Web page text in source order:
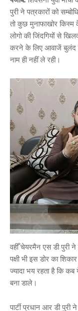
पुरी ने पत्रकारों को
तो कुछ मुनाफाखोर किस्म
लोगो की जिंदगियों से
करने के लिए आवाजें बुलंद
नाम ही नहीं ले रही।
वहीँ चेयरमैन एस डी पुरी
पक्षी भी इस डोर का
ज्यादा भय रहता है कि
बना डाले।
पार्टी प्रधान आर डी